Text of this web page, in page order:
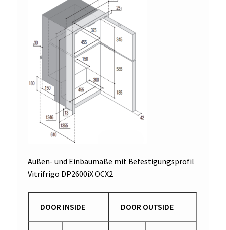
Außen- und Einbaumaße mit Befestigungsprofil
Vitrifrigo DP2600iX OCX2
DOOR INSIDE DOOR OUTSIDE